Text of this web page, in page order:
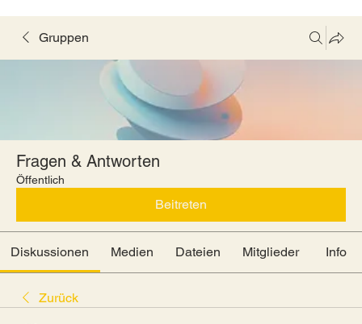
Gruppen
Fragen & Antworten
Öffentlich
Beitreten
Diskussionen Medien Dateien Mitglieder Info
Zurück